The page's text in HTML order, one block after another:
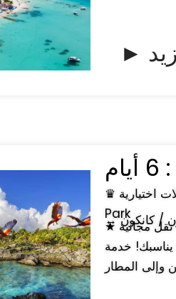
♛ جولة كانكون مع جولات اختيارية: Xcaret Park Plus وXplor Cancun Park وXeh-Ha
Park/ كانكون ★ أبرز الميزات: مغادرة يومية مضمونة (راكبان على الأقل لكل مجموعة). خدمة نقل مجانية
خدمة